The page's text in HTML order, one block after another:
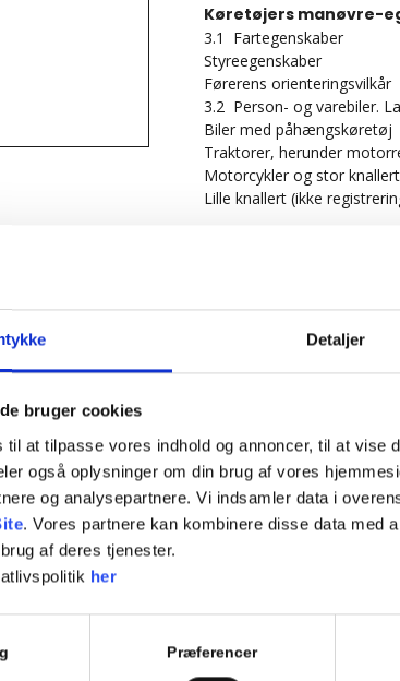
Detaljer
bruger cookies
til at tilpasse vores indhold og annoncer, til at vise
også oplysninger om din brug af vores
og analysepartnere. Vi indsamler data i
. Vores partnere kan kombinere disse data med
af deres tjenester.
her
Præferencer
Køretøjers manøvre-
3.1 Fartegenskaber
Styreegenskaber
Førerens orienteringsvilkår
3.2 Person- og varebiler.
Biler med påhængskøretøj
Traktorer, herunder
Motorcykler og stor
Lille knallert (ikke
Opfattelses- og
Forbedring af opfattelses-
Mobiltelefoners indvirken
4.2 Syns- og
Bedømmelse af andres
4.4 Alkohol og Narkotika
Sygdom, medicin, træthed
4.5 Ulykker, alder og
Aldersbetingede
Risikoblindhed